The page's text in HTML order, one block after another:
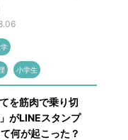
小学生
てを筋肉で乗り切
がLINEスタンプ
何が起こった？